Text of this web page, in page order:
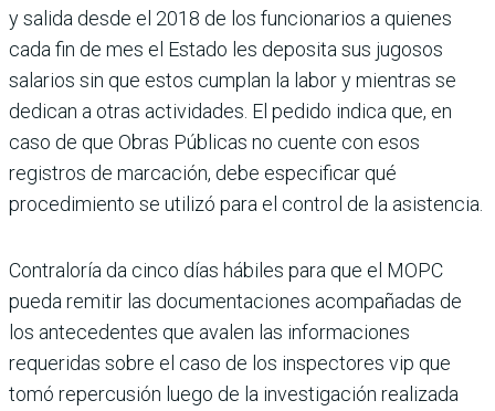
y salida desde el 2018 de los funcionarios a quienes
cada fin de mes el Estado les deposita sus jugosos
salarios sin que estos cumplan la labor y mientras se
dedican a otras actividades. El pedido indica que, en
caso de que Obras Públicas no cuente con esos
registros de marcación, debe especificar qué
procedimiento se utilizó para el control de la asistencia.
Contraloría da cinco días hábi­les para que el MOPC
pueda remitir las documentaciones acompañadas de
los antece­dentes que avalen las informa­ciones
requeridas sobre el caso de los inspectores vip que
tomó repercusión luego de la inves­tigación realizada